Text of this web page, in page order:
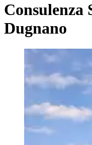
Consulenza
Dugnano